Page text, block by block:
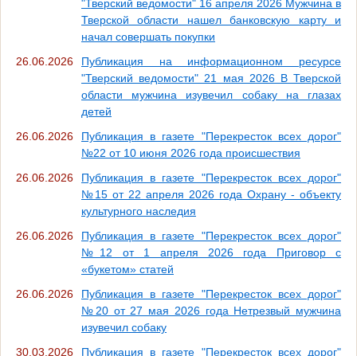
"Тверский ведомости" 16 апреля 2026 Мужчина в
Тверской области нашел банковскую карту и
начал совершать покупки
26.06.2026
Публикация на информационном ресурсе
"Тверский ведомости" 21 мая 2026 В Тверской
области мужчина изувечил собаку на глазах
детей
26.06.2026
Публикация в газете "Перекресток всех дорог"
№22 от 10 июня 2026 года происшествия
26.06.2026
Публикация в газете "Перекресток всех дорог"
№15 от 22 апреля 2026 года Охрану - объекту
культурного наследия
26.06.2026
Публикация в газете "Перекресток всех дорог"
№12 от 1 апреля 2026 года Приговор с
«букетом» статей
26.06.2026
Публикация в газете "Перекресток всех дорог"
№20 от 27 мая 2026 года Нетрезвый мужчина
изувечил собаку
30.03.2026
Публикация в газете "Перекресток всех дорог"